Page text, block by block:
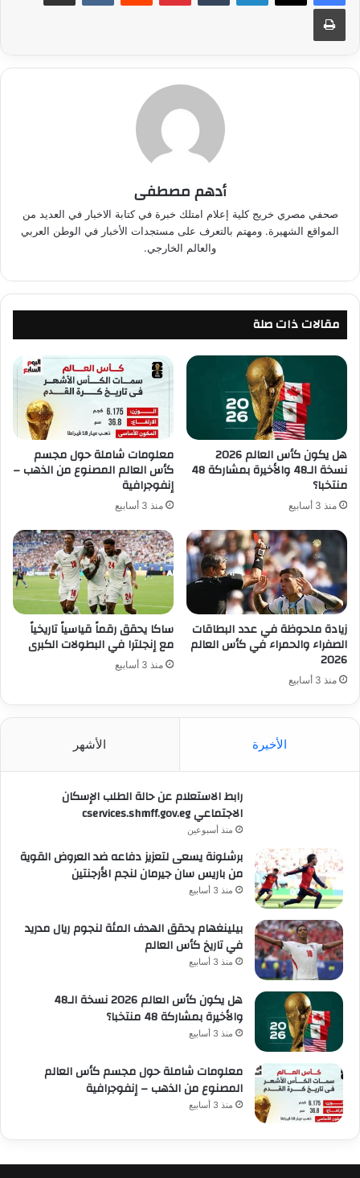
طباعة
أدهم مصطفى
صحفي مصري خريج كلية إعلام امتلك خبرة في كتابة الاخبار في العديد من
المواقع الشهيرة. ومهتم بالتعرف على مستجدات الأخبار في الوطن العربي
والعالم الخارجي.
مقالات ذات صلة
هل يكون كأس العالم 2026
نسخة الـ48 والأخيرة بمشاركة 48
منتخبا؟
منذ 3 أسابيع
معلومات شاملة حول مجسم
كأس العالم المصنوع من الذهب –
إنفوجرافية
منذ 3 أسابيع
زيادة ملحوظة في عدد البطاقات
الصفراء والحمراء في كأس العالم
2026
منذ 3 أسابيع
ساكا يحقق رقماً قياسياً تاريخياً
مع إنجلترا في البطولات الكبرى
منذ 3 أسابيع
الأخيرة الأشهر
رابط الاستعلام عن حالة الطلب الإسكان
الاجتماعي cservices.shmff.gov.eg
منذ أسبوعين
برشلونة يسعى لتعزيز دفاعه ضد العروض القوية
من باريس سان جيرمان لنجم الأرجنتين
منذ 3 أسابيع
بيلينغهام يحقق الهدف المئة لنجوم ريال مدريد
في تاريخ كأس العالم
منذ 3 أسابيع
هل يكون كأس العالم 2026 نسخة الـ48
والأخيرة بمشاركة 48 منتخبا؟
منذ 3 أسابيع
معلومات شاملة حول مجسم كأس العالم
المصنوع من الذهب – إنفوجرافية
منذ 3 أسابيع